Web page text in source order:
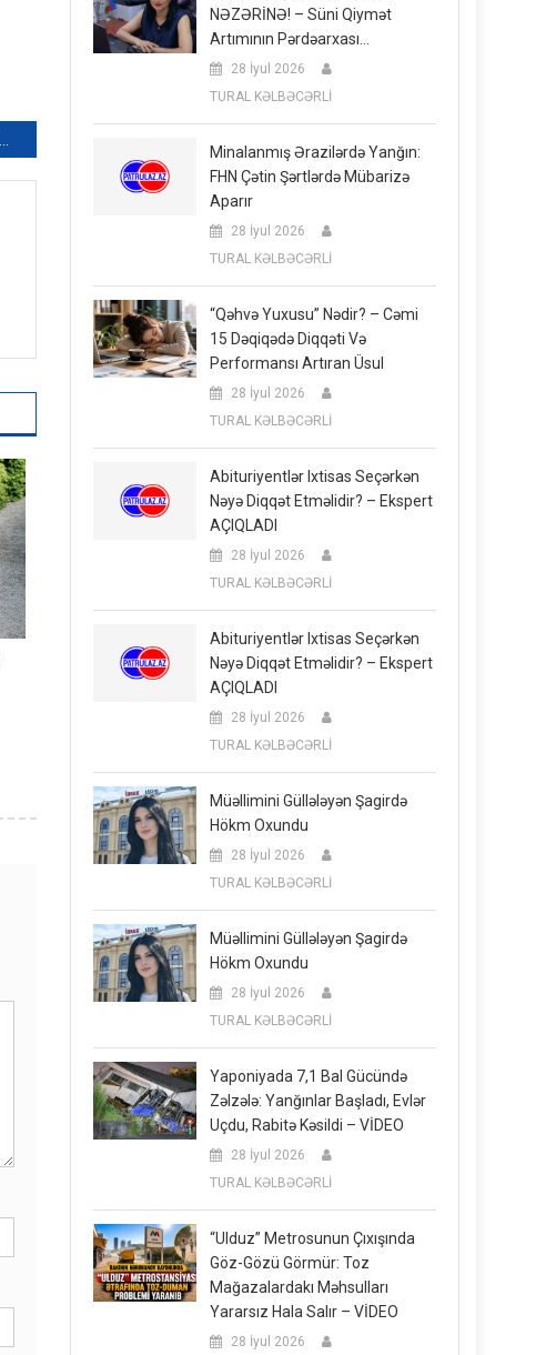
NƏZƏRİNƏ! – Süni Qiymət
Artımının Pərdəarxası…
28 İyul 2026
TURAL KƏLBƏCƏRLİ
Minalanmış Ərazilərdə Yanğın:
FHN Çətin Şərtlərdə Mübarizə
Aparır
28 İyul 2026
TURAL KƏLBƏCƏRLİ
“Qəhvə Yuxusu” Nədir? – Cəmi
15 Dəqiqədə Diqqəti Və
Performansı Artıran Üsul
28 İyul 2026
TURAL KƏLBƏCƏRLİ
Abituriyentlər Ixtisas Seçərkən
Nəyə Diqqət Etməlidir? – Ekspert
AÇIQLADI
28 İyul 2026
TURAL KƏLBƏCƏRLİ
Abituriyentlər Ixtisas Seçərkən
Nəyə Diqqət Etməlidir? – Ekspert
AÇIQLADI
28 İyul 2026
TURAL KƏLBƏCƏRLİ
Müəllimini Güllələyən Şagirdə
Hökm Oxundu
28 İyul 2026
TURAL KƏLBƏCƏRLİ
Müəllimini Güllələyən Şagirdə
Hökm Oxundu
28 İyul 2026
TURAL KƏLBƏCƏRLİ
Yaponiyada 7,1 Bal Gücündə
Zəlzələ: Yanğınlar Başladı, Evlər
Uçdu, Rabitə Kəsildi – VİDEO
28 İyul 2026
TURAL KƏLBƏCƏRLİ
“Ulduz” Metrosunun Çıxışında
Göz-Gözü Görmür: Toz
Mağazalardakı Məhsulları
Yararsız Hala Salır – VİDEO
28 İyul 2026